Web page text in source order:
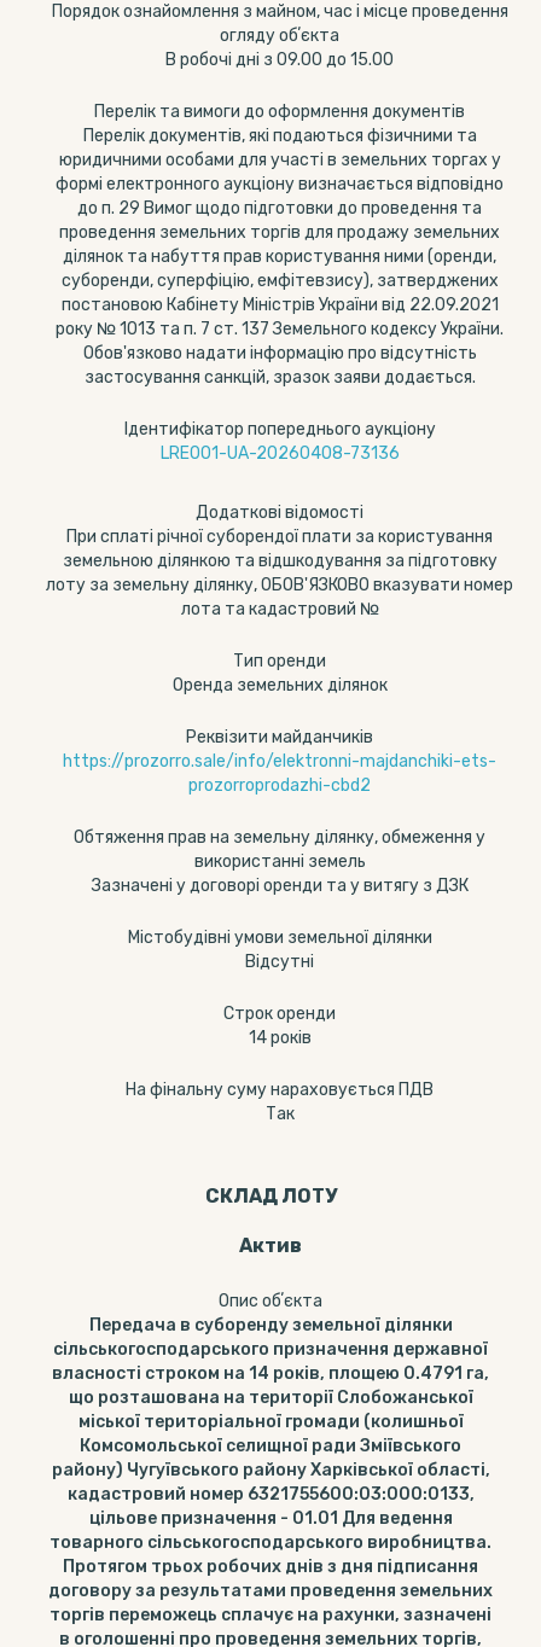
Порядок ознайомлення з майном, час і місце проведення
огляду обʼєкта
В робочі дні з 09.00 до 15.00
Перелік та вимоги до оформлення документів
Перелік документів, які подаються фізичними та
юридичними особами для участі в земельних торгах у
формі електронного аукціону визначається відповідно
до п. 29 Вимог щодо підготовки до проведення та
проведення земельних торгів для продажу земельних
ділянок та набуття прав користування ними (оренди,
суборенди, суперфіцію, емфітевзису), затверджених
постановою Кабінету Міністрів України від 22.09.2021
року № 1013 та п. 7 ст. 137 Земельного кодексу України.
Обов'язково надати інформацію про відсутність
застосування санкцій, зразок заяви додається.
Ідентифікатор попереднього аукціону
LRE001-UA-20260408-73136
Додаткові відомості
При сплаті річної суборендої плати за користування
земельною ділянкою та відшкодування за підготовку
лоту за земельну ділянку, ОБОВ'ЯЗКОВО вказувати номер
лота та кадастровий №
Тип оренди
Оренда земельних ділянок
Реквізити майданчиків
https://prozorro.sale/info/elektronni-majdanchiki-ets-
prozorroprodazhi-cbd2
Обтяження прав на земельну ділянку, обмеження у
використанні земель
Зазначені у договорі оренди та у витягу з ДЗК
Містобудівні умови земельної ділянки
Відсутні
Строк оренди
14 років
На фінальну суму нараховується ПДВ
Так
СКЛАД ЛОТУ
Актив
Опис обʼєкта
Передача в суборенду земельної ділянки
сільськогосподарського призначення державної
власності строком на 14 років, площею 0.4791 га,
що розташована на території Слобожанської
міської територіальної громади (колишньої
Комсомольської селищної ради Зміївського
району) Чугуївського району Харківської області,
кадастровий номер 6321755600:03:000:0133,
цільове призначення - 01.01 Для ведення
товарного сільськогосподарського виробництва.
Протягом трьох робочих днів з дня підписання
договору за результатами проведення земельних
торгів переможець сплачує на рахунки, зазначені
в оголошенні про проведення земельних торгів,